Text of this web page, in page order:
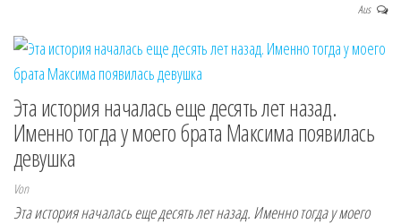
Aus
Эта история началась еще десять лет назад.
Именно тогда у моего брата Максима появилась
девушка
Von
Эта история началась еще десять лет назад. Именно тогда у моего